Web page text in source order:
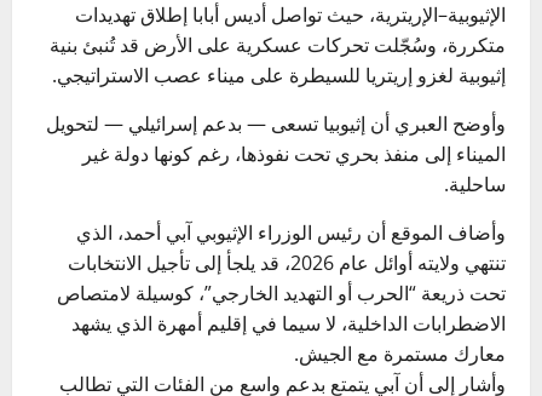
الإثيوبية–الإريترية، حيث تواصل أديس أبابا إطلاق تهديدات
متكررة، وسُجّلت تحركات عسكرية على الأرض قد تُنبئ بنية
إثيوبية لغزو إريتريا للسيطرة على ميناء عصب الاستراتيجي.
وأوضح العبري أن إثيوبيا تسعى — بدعم إسرائيلي — لتحويل
الميناء إلى منفذ بحري تحت نفوذها، رغم كونها دولة غير
ساحلية.
وأضاف الموقع أن رئيس الوزراء الإثيوبي آبي أحمد، الذي
تنتهي ولايته أوائل عام 2026، قد يلجأ إلى تأجيل الانتخابات
تحت ذريعة “الحرب أو التهديد الخارجي”، كوسيلة لامتصاص
الاضطرابات الداخلية، لا سيما في إقليم أمهرة الذي يشهد
معارك مستمرة مع الجيش.
وأشار إلى أن آبي يتمتع بدعم واسع من الفئات التي تطالب